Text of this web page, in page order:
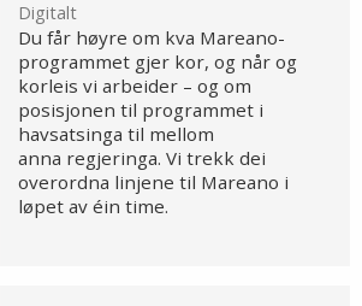
Digitalt
Du får høyre om kva Mareano-
programmet gjer kor, og når og
korleis vi arbeider – og om
posisjonen til programmet i
havsatsinga til mellom
anna regjeringa. Vi trekk dei
overordna linjene til Mareano i
løpet av éin time.